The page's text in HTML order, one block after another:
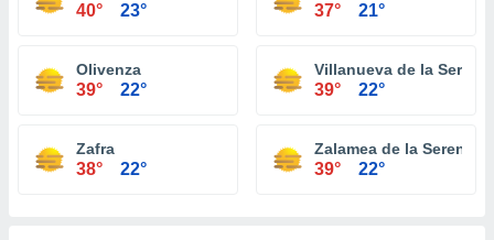
40° 23° 37° 21°
Olivenza
39° 22°
Villanueva de la Serena
39° 22°
Zafra
38° 22°
Zalamea de la Serena
39° 22°